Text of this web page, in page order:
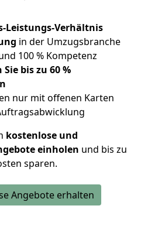
Leistungs-Verhältnis
in der Umzugsbranche
100 % Kompetenz
Sie bis zu 60 %
nur mit offenen Karten
kostenlose und
einholen und bis zu
sparen.
Angebote erhalten